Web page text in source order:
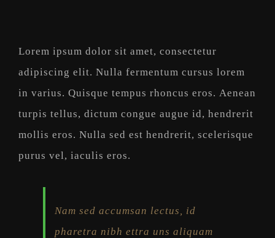
Lorem ipsum dolor sit amet, consectetur
adipiscing elit. Nulla fermentum cursus lorem
in varius. Quisque tempus rhoncus eros. Aenean
turpis tellus, dictum congue augue id, hendrerit
mollis eros. Nulla sed est hendrerit, scelerisque
purus vel, iaculis eros.
Nam sed accumsan lectus, id
pharetra nibh ettra uns aliquam